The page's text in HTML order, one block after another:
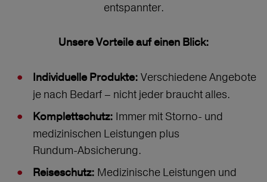
entspannter.
Unsere Vorteile auf einen Blick:
Individuelle Produkte: Verschiedene Angebote
je nach Bedarf – nicht jeder braucht alles.
Komplettschutz: Immer mit Storno‑ und
medizinischen Leistungen plus
Rundum‑Absicherung.
Reiseschutz: Medizinische Leistungen und